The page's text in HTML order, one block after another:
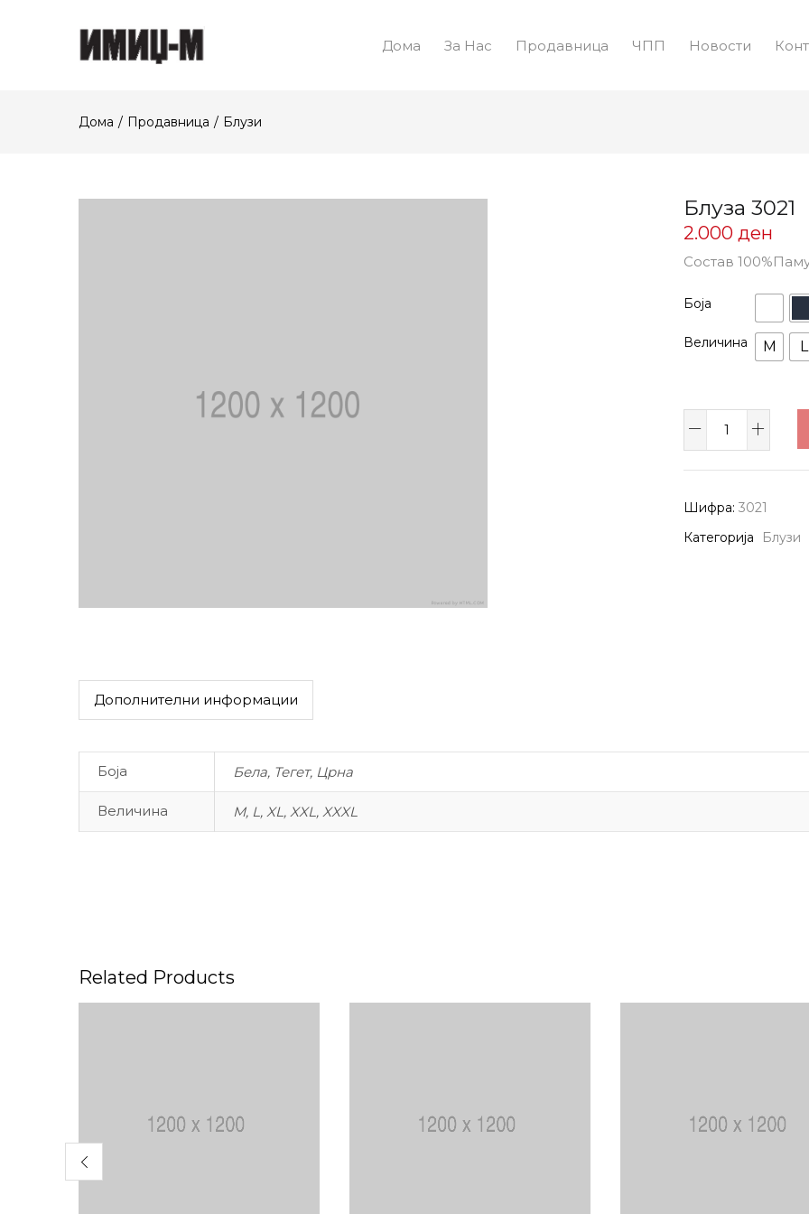
Дома За Нас Продавница ЧПП Новости
Дома Продавница Блузи
Блуза 3021
2.000 ден
Состав
Боја
Величина M L
количина
Шифра: 3021
Категорија
Блузи
Дополнителни информации
Боја Бела, Тегет, Црна
Величина M, L, XL, XXL, XXXL
Related Products